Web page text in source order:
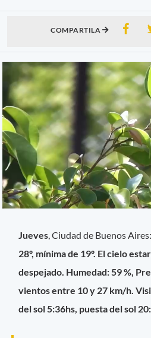
COMPARTILA
Jueves , Ciudad de Buenos
28º, mínima de 19º. El cielo
despejado. Humedad: 59 %,
vientos entre 10 y 27 km/h.
del sol 5:36hs, puesta del sol